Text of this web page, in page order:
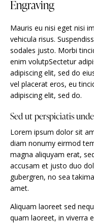
Engraving
Mauris eu nisi eget nisi
vehicula risus.
sodales justo. Morbi
enim volutpSectetur
adipiscing elit, sed do
vel placerat eros, eu
adipiscing elit, sed do.
Sed ut perspiciatis
Lorem ipsum dolor sit
diam nonumy eirmod
magna aliquyam erat,
accusam et justo duo
gubergren, no sea
amet.
Aliquam laoreet sed
quam laoreet, in viverra